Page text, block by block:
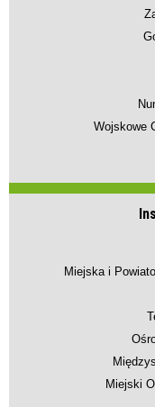
Wojskowe
Miejska i
Miejski